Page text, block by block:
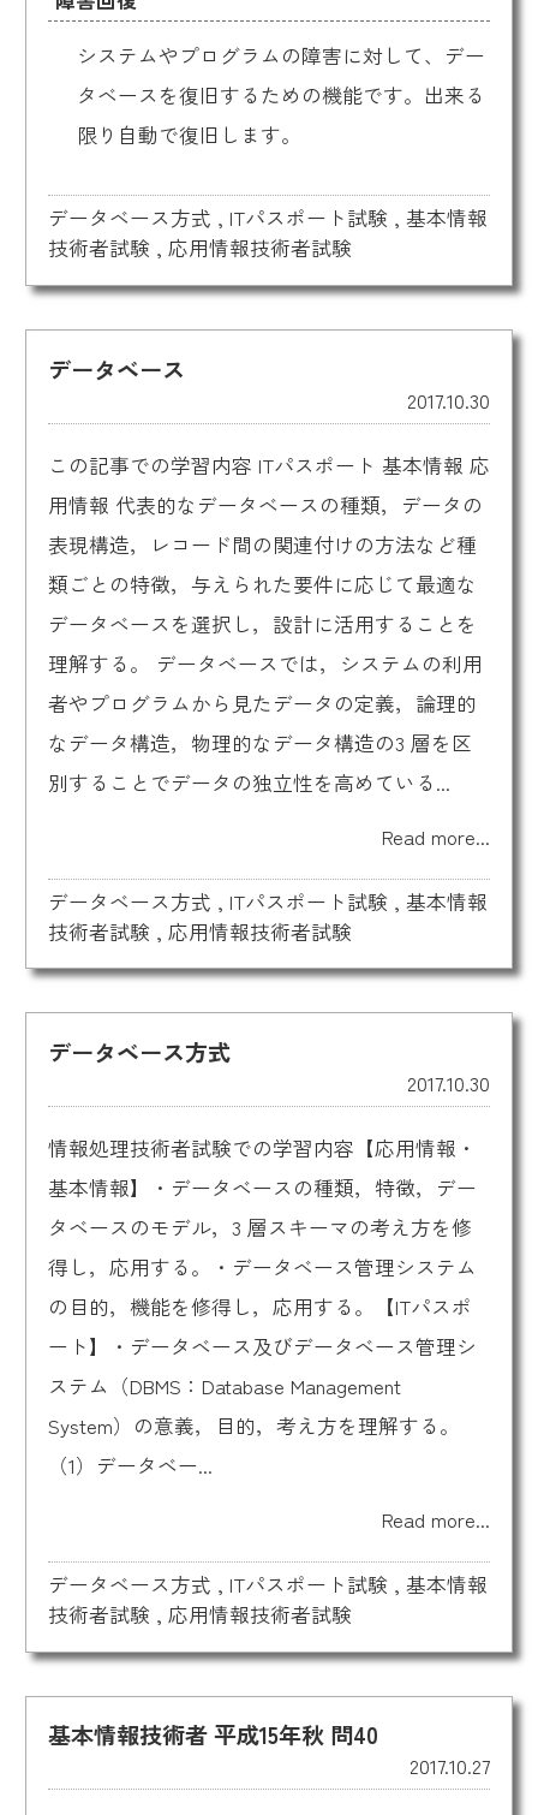
システムやプログラムの障害に対して、デー
タベースを復旧するための機能です。出来る
限り自動で復旧します。
データベース方式 , ITパスポート試験 , 基本情報
技術者試験 , 応用情報技術者試験
データベース
2017.10.30
この記事での学習内容 ITパスポート 基本情報 応
用情報 代表的なデータベースの種類，データの
表現構造，レコード間の関連付けの方法など種
類ごとの特徴，与えられた要件に応じて最適な
データベースを選択し，設計に活用することを
理解する。 データベースでは，システムの利用
者やプログラムから見たデータの定義，論理的
なデータ構造，物理的なデータ構造の3 層を区
別することでデータの独立性を高めている...
Read more...
データベース方式 , ITパスポート試験 , 基本情報
技術者試験 , 応用情報技術者試験
データベース方式
2017.10.30
情報処理技術者試験での学習内容【応用情報・
基本情報】・データベースの種類，特徴，デー
タベースのモデル，3 層スキーマの考え方を修
得し，応用する。・データベース管理システム
の目的，機能を修得し，応用する。【ITパスポ
ート】・データベース及びデータベース管理シ
ステム（DBMS：Database Management
System）の意義，目的，考え方を理解する。
（1）データベー...
Read more...
データベース方式 , ITパスポート試験 , 基本情報
技術者試験 , 応用情報技術者試験
基本情報技術者 平成15年秋 問40
2017.10.27